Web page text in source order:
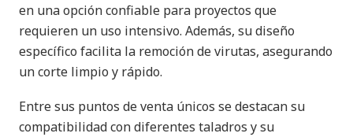
en una opción confiable para proyectos que
requieren un uso intensivo. Además, su diseño
específico facilita la remoción de virutas, asegurando
un corte limpio y rápido.
Entre sus puntos de venta únicos se destacan su
compatibilidad con diferentes taladros y su